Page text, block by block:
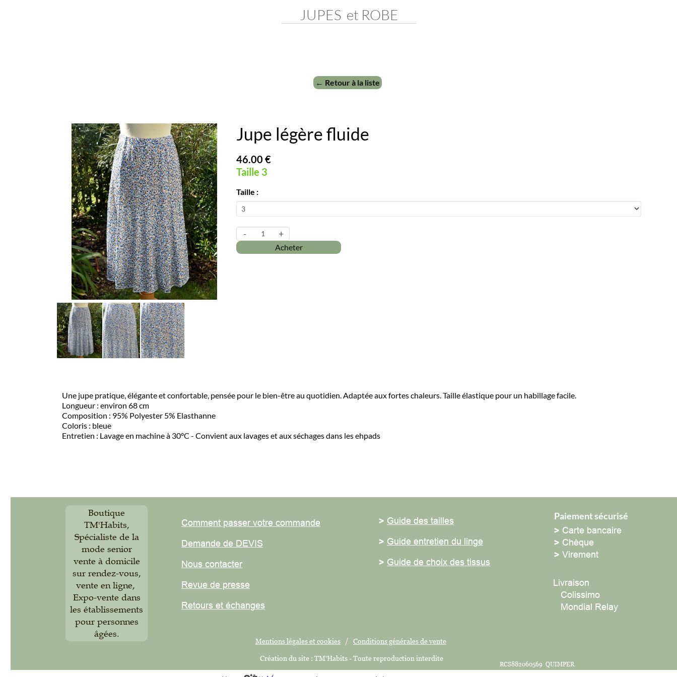
RCS882060569 QUIMPER
Comment passer votre commande
Demande de DEVIS
Nous contacter
Revue de presse
Retours etéchanges
Guide des tailles
Guide entretien du linge
Guide de choix des tissus
Livraison
Colissimo
Mondial Relay
Paiement sécurisé
Boutique
TM'Habits,
Spécialiste de la
mode senior
vente à domicile
sur rendez-vous,
vente en ligne,
Expo-vente dans
les établissements
pour personnes
âgées.
Carte bancaire
Chèque
Virement
Mentions légales et cookies/ Conditions générales de vente
Création du site : TM'Habits - Toute reproduction interdite
JUPES et ROBE
← Retour à la liste
Jupe légère fluide
46.00 €
Taille 3
Taille :
Acheter
Une jupe pratique, élégante et confortable, pensée pour le bien-être au quotidien. Adaptée aux fortes chaleurs. Taille élastique pour un habillage facile.
Longueur : environ 68 cm
Composition : 95% Polyester 5% Elasthanne
Coloris : bleue
Entretien : Lavage en machine à 30°C - Convient aux lavages et aux séchages dans les ehpads